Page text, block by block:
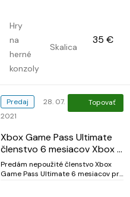
Zdarma = 4 mesiace Ultimate +++
Xbox Game Pass Ultimate 4
mesiace Vám zabezpečí 4 mesačné
predplatné na - Game Pass pre
Xbox...
Hry
na
herné
konzoly
Skalica
35 €
Predaj
28. 07.
2021
Topovať
Xbox Game Pass Ultimate
členstvo 6 mesiacov Xbox /
Pc win 10
Predám nepoužité členstvo Xbox
Game Pass Ultimate 6 mesiacov pre